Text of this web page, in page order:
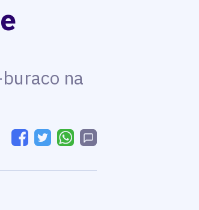
na